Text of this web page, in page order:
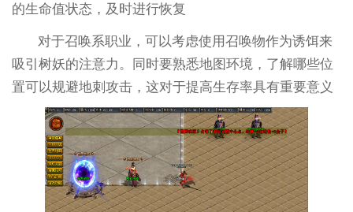
的生命值状态，及时进行恢复
对于召唤系职业，可以考虑使用召唤物作为诱饵来
吸引树妖的注意力。同时要熟悉地图环境，了解哪些位
置可以规避地刺攻击，这对于提高生存率具有重要意义